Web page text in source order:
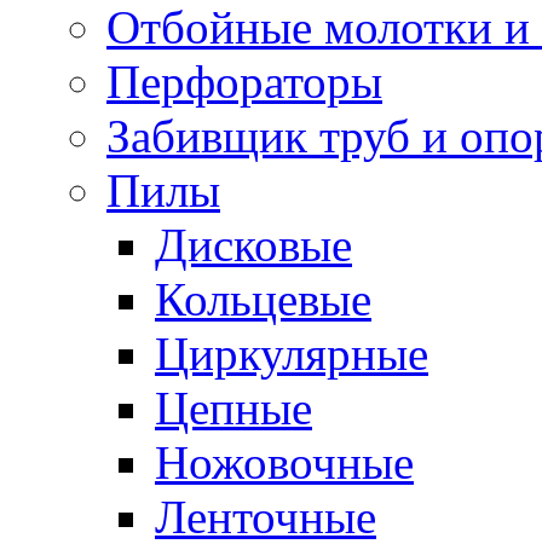
Отбойные молотки
Перфораторы
Забивщик труб и
Пилы
Дисковые
Кольцевые
Циркулярные
Цепные
Ножовочные
Ленточные